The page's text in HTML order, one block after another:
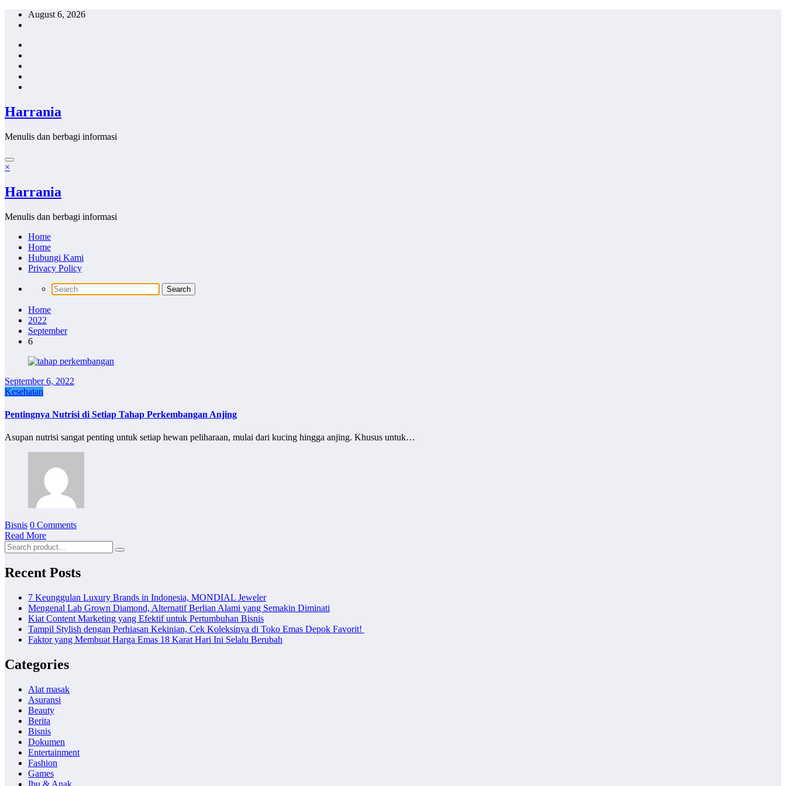
Skip
August 6, 2026
Harrania
Menulis dan berbagi informasi
×
Harrania
Menulis dan berbagi informasi
Home
Home
Hubungi Kami
Privacy Policy
Home
2022
September
6
September 6, 2022
Kesehatan
Pentingnya Nutrisi di Setiap Tahap Perkembangan Anjing
Asupan nutrisi sangat penting untuk setiap hewan peliharaan, mulai dari kucing hingga anjing. Khusus untuk…
Bisnis 0 Comments
Read More
Recent Posts
7 Keunggulan Luxury Brands in Indonesia, MONDIAL Jeweler
Mengenal Lab Grown Diamond, Alternatif Berlian Alami yang Semakin Diminati
Kiat Content Marketing yang Efektif untuk Pertumbuhan Bisnis
Tampil Stylish dengan Perhiasan Kekinian, Cek Koleksinya di Toko Emas Depok Favorit!
Faktor yang Membuat Harga Emas 18 Karat Hari Ini Selalu Berubah
Categories
Alat masak
Asuransi
Beauty
Berita
Bisnis
Dokumen
Entertainment
Fashion
Games
Ibu & Anak